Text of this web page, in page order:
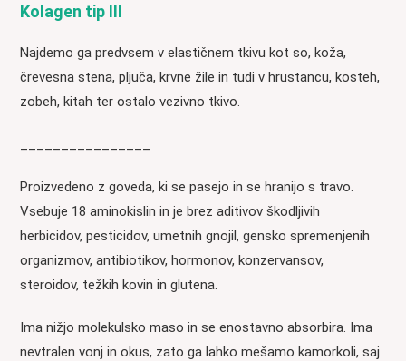
Kolagen tip III
Najdemo ga predvsem v elastičnem tkivu kot so, koža,
črevesna stena, pljuča, krvne žile in tudi v hrustancu, kosteh,
zobeh, kitah ter ostalo vezivno tkivo.
Proizvedeno z goveda, ki se pasejo in se hranijo s travo.
Vsebuje 18 aminokislin in je brez aditivov škodljivih
herbicidov, pesticidov, umetnih gnojil, gensko spremenjenih
organizmov, antibiotikov, hormonov, konzervansov,
steroidov, težkih kovin in glutena.
Ima nižjo molekulsko maso in se enostavno absorbira. Ima
nevtralen vonj in okus, zato ga lahko mešamo kamorkoli, saj